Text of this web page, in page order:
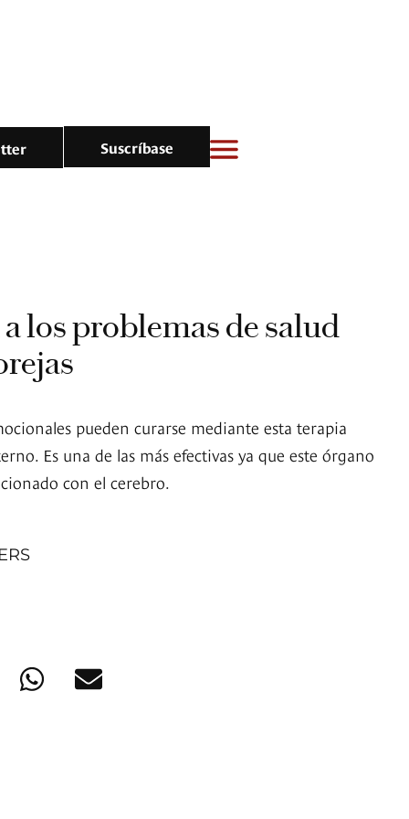
Suscríbase
los problemas de salud
pueden curarse mediante esta terapia
Es una de las más efectivas ya que este órgano
con el cerebro.